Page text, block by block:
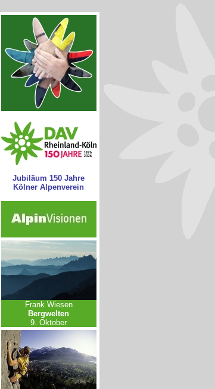
Jubiläum 150 Jahre
Kölner Alpenverein
Frank Wiesen
Bergwelten
9. Oktober